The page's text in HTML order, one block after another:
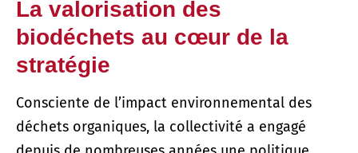
La valorisation des
biodéchets au cœur de la
stratégie
Consciente de l’impact environnemental des
déchets organiques, la collectivité a engagé